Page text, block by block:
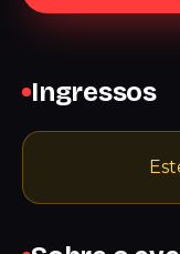
Ingressos